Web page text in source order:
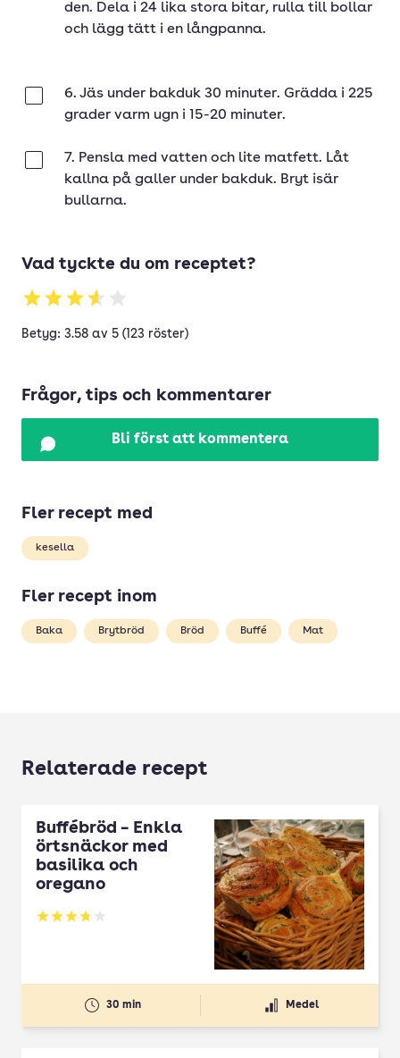
den. Dela i 24 lika stora bitar, rulla till bollar
och lägg tätt i en långpanna.
6. Jäs under bakduk 30 minuter. Grädda i 225
grader varm ugn i 15-20 minuter.
7. Pensla med vatten och lite matfett. Låt
kallna på galler under bakduk. Bryt isär
bullarna.
Vad tyckte du om receptet?
Betyg: 3.58 av 5 (123 röster)
Frågor, tips och kommentarer
Bli först att kommentera
Fler recept med
kesella
Fler recept inom
Baka Brytbröd Bröd Buffé Mat
Relaterade recept
Buffébröd – Enkla
örtsnäckor med
basilika och
oregano
Betyg: 3.83 av 5
30 min Medel